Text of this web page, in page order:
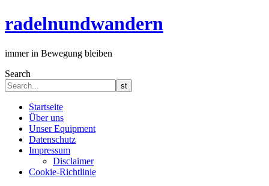
radelnundwandern
immer in Bewegung bleiben
Search
Startseite
Über uns
Unser Equipment
Datenschutz
Impressum
Disclaimer
Cookie-Richtlinie